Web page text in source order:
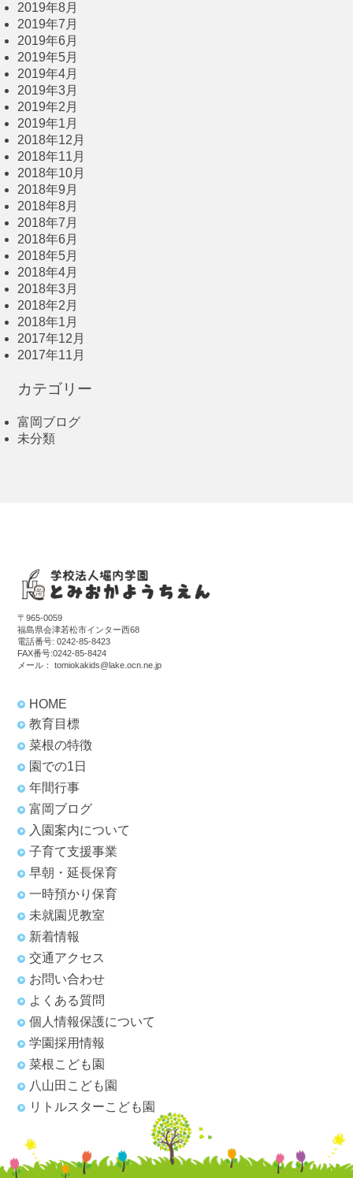
2019年8月
2019年7月
2019年6月
2019年5月
2019年4月
2019年3月
2019年2月
2019年1月
2018年12月
2018年11月
2018年10月
2018年9月
2018年8月
2018年7月
2018年6月
2018年5月
2018年4月
2018年3月
2018年2月
2018年1月
2017年12月
2017年11月
カテゴリー
富岡ブログ
未分類
〒965-0059
福島県会津若松市インター西68
電話番号:0242-85-8423
FAX番号:0242-85-8424
メール：tomiokakids@lake.ocn.ne.jp
HOME
教育目標
菜根の特徴
園での1日
年間行事
富岡ブログ
入園案内について
子育て支援事業
早朝・延長保育
一時預かり保育
未就園児教室
新着情報
交通アクセス
お問い合わせ
よくある質問
個人情報保護について
学園採用情報
菜根こども園
八山田こども園
リトルスターこども園